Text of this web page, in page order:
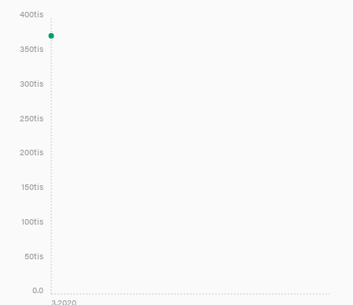
3.2020
0.0
50tis
100tis
150tis
200tis
250tis
300tis
350tis
400tis